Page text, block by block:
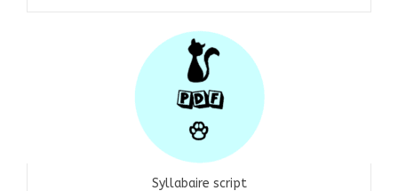
Syllabaire script